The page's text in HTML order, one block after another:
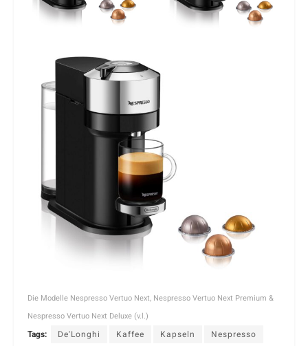
Die Modelle Nespresso Vertuo Next, Nespresso Vertuo Next Premium &
Nespresso Vertuo Next Deluxe (v.l.)
Tags: De'Longhi Kaffee Kapseln Nespresso